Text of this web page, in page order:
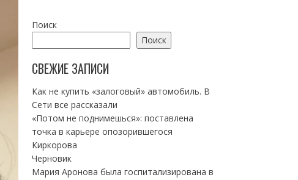
Поиск
Поиск
СВЕЖИЕ ЗАПИСИ
Как не купить «залоговый» автомобиль. В
Сети все рассказали
«Потом не поднимешься»: поставлена
точка в карьере опозорившегося
Киркорова
Черновик
Мария Аронова была госпитализирована в